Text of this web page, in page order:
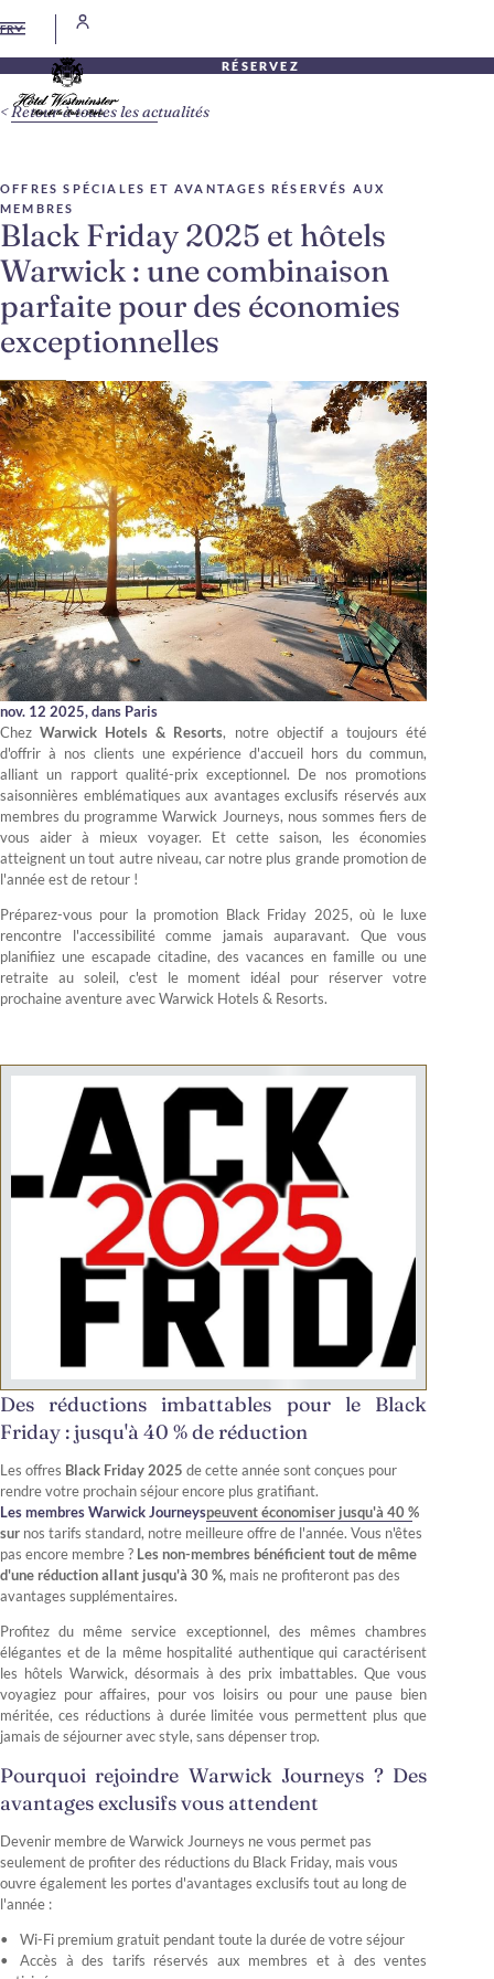
FR
RÉSERVEZ
OFFRES SPÉCIALES ET AVANTAGES RÉSERVÉS AUX
MEMBRES
Black Friday 2025 et hôtels
Warwick : une combinaison
parfaite pour des économies
exceptionnelles
nov. 12 2025,dans Paris
ChezWarwick Hotels & Resorts, notre objectif a toujours été
d'offrir à nos clients une expérience d'accueil hors du commun,
alliant un rapport qualité-prix exceptionnel. De nos promotions
saisonnières emblématiques aux avantages exclusifs réservés aux
membres du programme Warwick Journeys, nous sommes fiers de
vous aider à mieux voyager. Et cette saison, les économies
atteignent un tout autre niveau, car notre plus grande promotion de
l'année est de retour !
Préparez-vous pour la promotion Black Friday 2025, où le luxe
rencontre l'accessibilité comme jamais auparavant. Que vous
planifiiez une escapade citadine, des vacances en famille ou une
retraite au soleil, c'est le moment idéal pour réserver votre
prochaine aventure avec Warwick Hotels & Resorts.
Retour à toutes les actualités
Des réductions imbattables pour le Black
Friday : jusqu'à 40 % de réduction
Les offres Black Friday 2025 de cette année sont conçues pour
rendre votre prochain séjour encore plus gratifiant.
Les membres Warwick Journeyspeuvent économiser jusqu'à 40 %
sur nos tarifs standard, notre meilleure offre de l'année. Vous n'êtes
pas encore membre ? Les non-membres bénéficient tout de même
d'une réduction allant jusqu'à 30 %, mais ne profiteront pas des
avantages supplémentaires.
Profitez du même service exceptionnel, des mêmes chambres
élégantes et de la même hospitalité authentique qui caractérisent
les hôtels Warwick, désormais à des prix imbattables. Que vous
voyagiez pour affaires, pour vos loisirs ou pour une pause bien
méritée, ces réductions à durée limitée vous permettent plus que
jamais de séjourner avec style, sans dépenser trop.
Pourquoi rejoindre Warwick Journeys ? Des
avantages exclusifs vous attendent
Devenir membre de Warwick Journeys ne vous permet pas
seulement de profiter des réductions du Black Friday, mais vous
ouvre également les portes d'avantages exclusifs tout au long de
l'année :
Wi-Fi premium gratuit pendant toute la durée de votre séjour
Accès à des tarifs réservés aux membres et à des ventes